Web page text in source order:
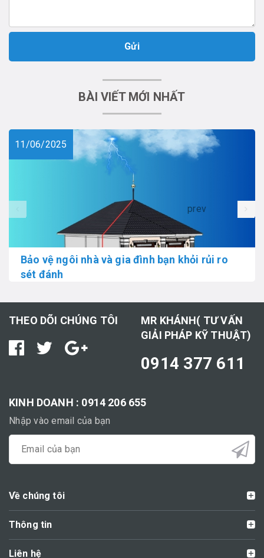
Gửi
BÀI VIẾT MỚI NHẤT
11/06/2025
Bảo vệ ngôi nhà và gia đình bạn khỏi rủi ro
sét đánh
prev
THEO DÕI CHÚNG TÔI
MR KHÁNH( TƯ VẤN
GIẢI PHÁP KỸ THUẬT)
0914 377 611
KINH DOANH : 0914 206 655
Nhập vào email của bạn
Về chúng tôi
Thông tin
Liên hệ